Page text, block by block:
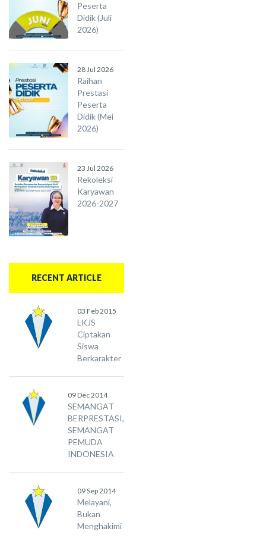
Peserta
Didik (Juli
2026)
28 Jul 2026
Raihan
Prestasi
Peserta
Didik (Mei
2026)
23 Jul 2026
Rekoleksi
Karyawan
2026-2027
RECENT ARTICLE
03 Feb 2015
LKJS
Ciptakan
Siswa
Berkarakter
09 Dec 2014
SEMANGAT
BERPRESTASI,
SEMANGAT
PEMUDA
INDONESIA
09 Sep 2014
Melayani,
Bukan
Menghakimi